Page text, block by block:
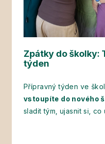
Zpátky do školky:
týden
Přípravný týden ve
vstoupíte do nového
sladit tým, ujasnit si, co